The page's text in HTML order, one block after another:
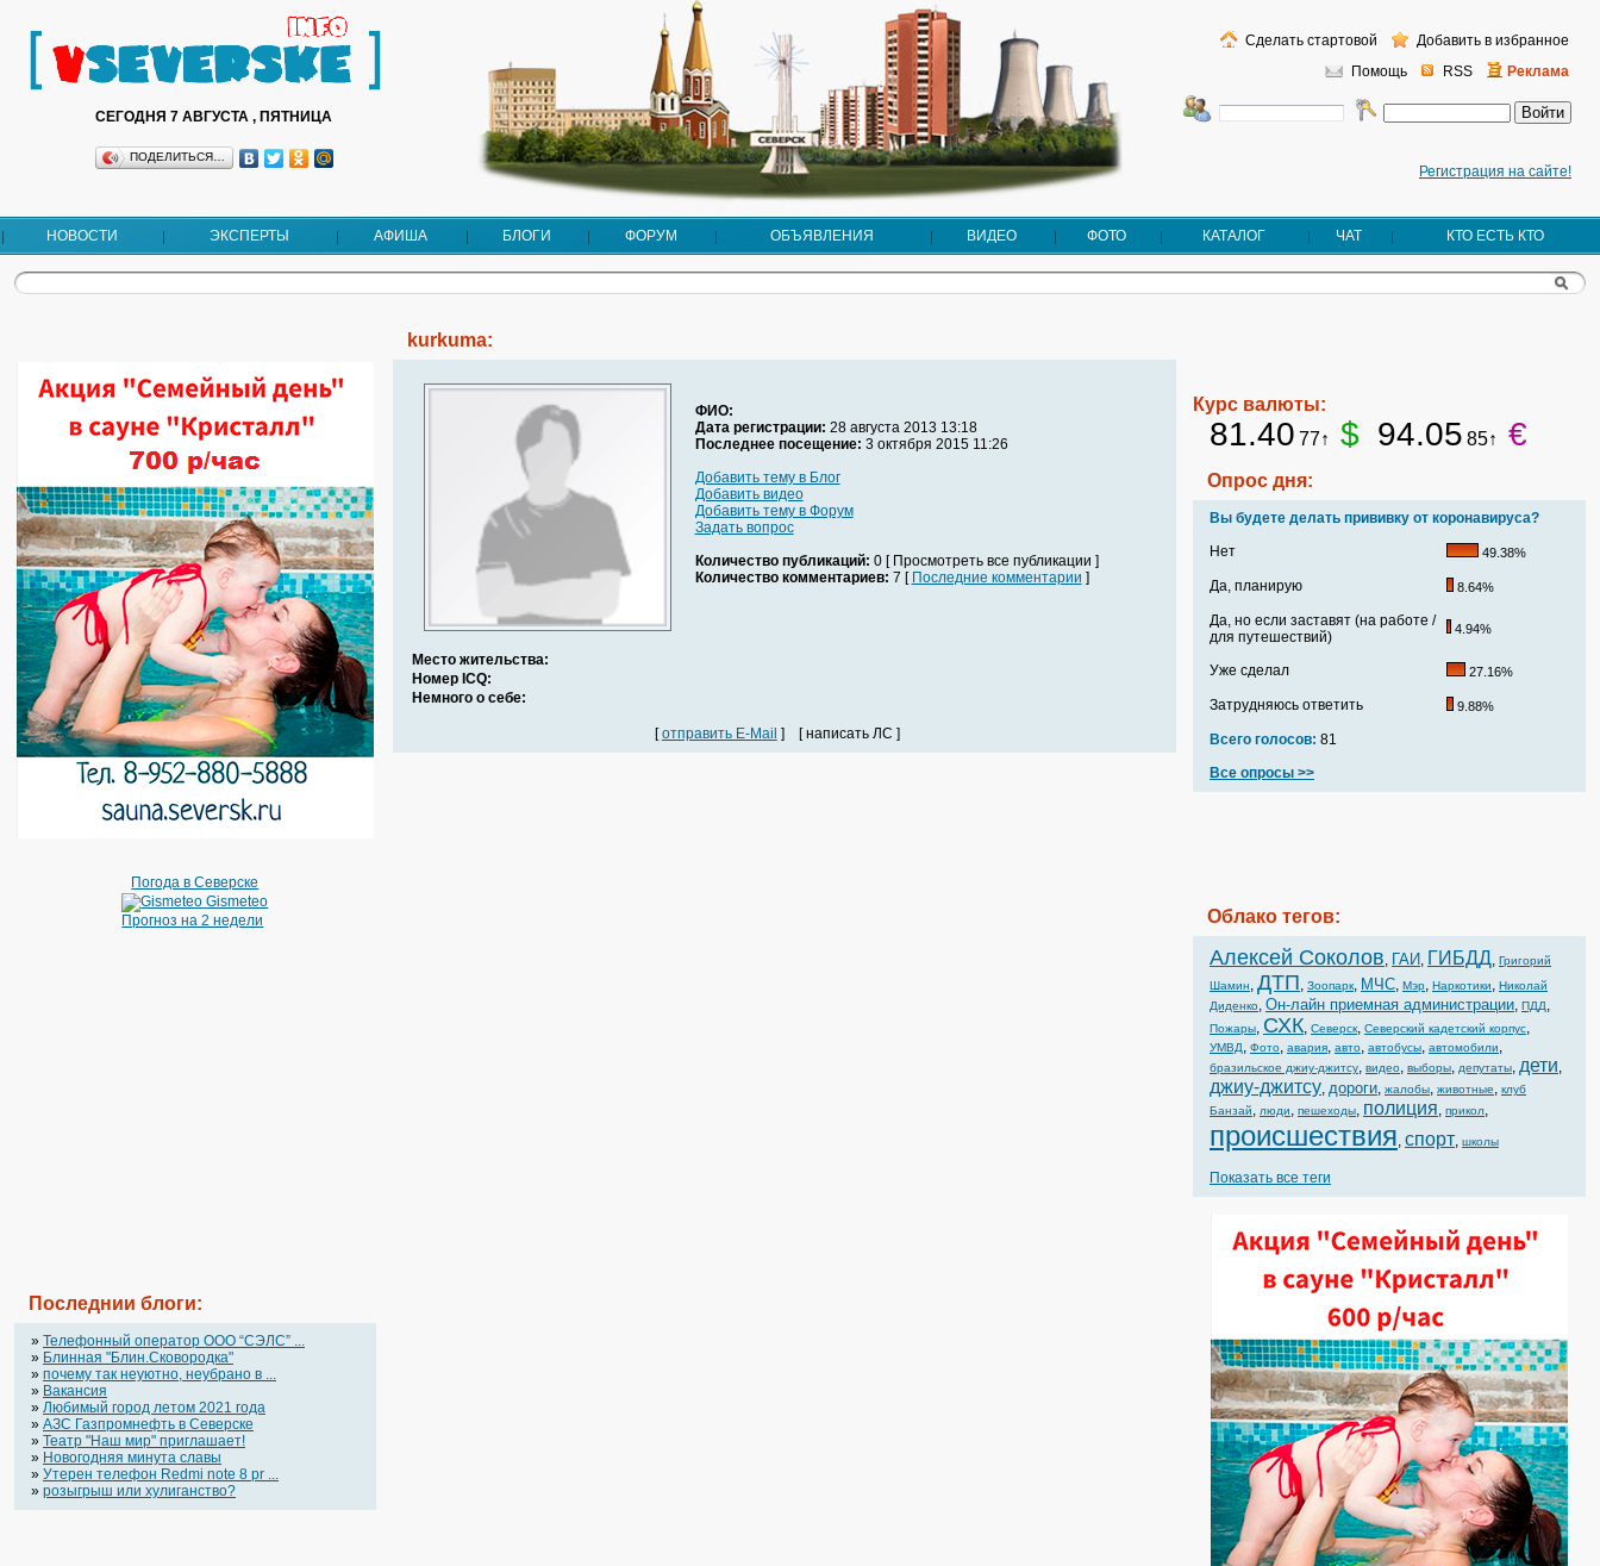
СЕГОДНЯ 7 АВГУСТА , ПЯТНИЦА
ПОДЕЛИТЬСЯ…
Регистрация на сайте!
Помощь RSS Реклама
Сделать стартовой Добавить в избранное
НОВОСТИ ЭКСПЕРТЫ АФИША БЛОГИ ФОРУМ ОБЪЯВЛЕНИЯ ВИДЕО ФОТО КАТАЛОГ ЧАТ КТО ЕСТЬ КТО
Погода в Северске
Gismeteo
Прогноз на 2 недели
Последнии блоги:
» Телефонный оператор OOO “СЭЛС” ...
» Блинная "Блин.Сковородка"
» почему так неуютно, неубрано в ...
» Вакансия
» Любимый город летом 2021 года
» АЗС Газпромнефть в Северске
» Театр "Наш мир" приглашает!
» Новогодняя минута славы
» Утерен телефон Redmi note 8 pr ...
» розыгрыш или хулиганство?
kurkuma:
ФИО:
Дата регистрации: 28 августа 2013 13:18
Последнее посещение: 3 октября 2015 11:26
Добавить тему в Блог
Добавить видео
Добавить тему в Форум
Задать вопрос
Количество публикаций: 0 [ Просмотреть все публикации ]
Количество комментариев: 7 [ Последние комментарии ]
Место жительства:
Номер ICQ:
Немного о себе:
[отправить E-Mail ] [ написать ЛС ]
Курс валюты:
81.40 77↑ $ 94.05 85↑ €
Опрос дня:
Вы будете делать прививку от коронавируса?
Нет
49.38%
Да, планирую 8.64%
Да, но если заставят (на работе /
для путешествий)
4.94%
Уже сделал 27.16%
Затрудняюсь ответить 9.88%
Всего голосов: 81
Все опросы >>
Облако тегов:
Алексей Соколов, ГАИ, ГИБДД, Григорий
Шамин, ДТП, Зоопарк, МЧС, Мэр, Наркотики, Николай
Диденко, Он-лайн приемная администрации, ПДД,
Пожары, СХК, Северск, Северский кадетский корпус,
УМВД, Фото, авария, авто, автобусы, автомобили,
бразильское джиу-джитсу, видео, выборы, депутаты, дети,
джиу-джитсу, дороги, жалобы, животные, клуб
Банзай, люди, пешеходы, полиция, прикол,
происшествия, спорт, школы
Показать все теги